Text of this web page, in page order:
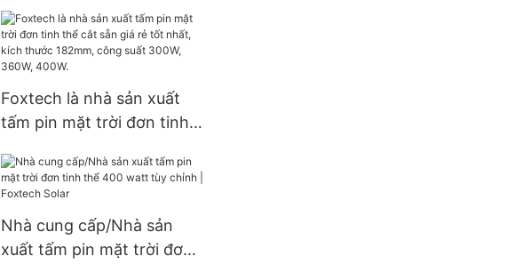
suất 590 watt, 620 watt,
630 watt, 650 watt, dạng
module hai mặt.
Foxtech là nhà sản xuất
tấm pin mặt trời đơn tinh
kích thước 182mm, công
suất 300W, 360W, 400W.
Nhà cung cấp/Nhà sản
xuất tấm pin mặt trời đơn